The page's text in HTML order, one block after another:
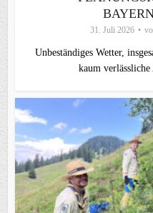
31. Juli 2026
Unbeständiges Wetter,
kaum verlässliche